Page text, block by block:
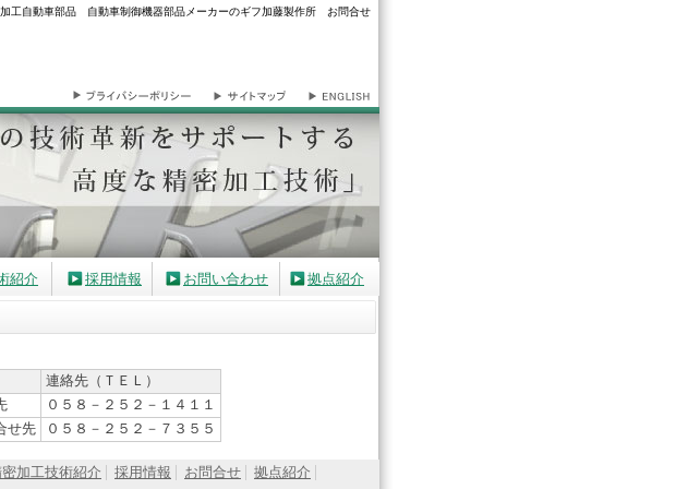
工自動車部品 自動車制御機器部品メーカーのギフ加藤製作所 お問合せ
紹介 採用情報 お問い合わせ 拠点紹介
連絡先（ＴＥＬ）
０５８－２５２－１４１１
せ先 ０５８－２５２－７３５５
加工技術紹介 採用情報 お問合せ 拠点紹介